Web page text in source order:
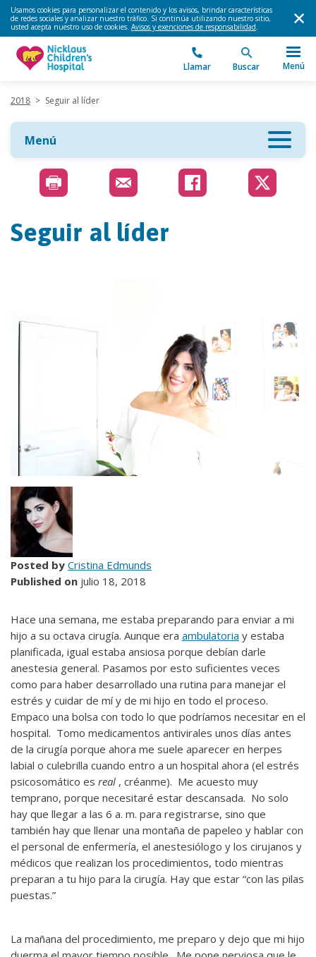
Usamos cookies para personalizar el contenido y los avisos, brindar características
de redes sociales y analizar nuestro tráfico. Si continúa utilizando nuestro sitio,
usted acepta nuestro uso de cookies. Avisos y exenciones de responsabilidad.
Llamar Buscar Menú
2018 > Seguir al líder
Menú
Seguir al líder
Posted by Cristina Edmunds
Published on julio 18, 2018
Hace una semana, me estaba preparando para enviar a mi
hijo a su octava cirugía. Aunque era ambulatoria y estaba
planificada, igual estaba ansiosa porque debían darle
anestesia general. Pasamos por esto suficientes veces
como para haber desarrollado una rutina para manejar el
estrés y cuidar de mí y de mi hijo en todo el proceso.
Empaco una bolsa con todo lo que podríamos necesitar en el
hospital. Tomo medicamentos antivirales unos días antes
de la cirugía porque ahora me suele aparecer en herpes
labial o culebrilla cuando entro a un hospital ahora (el estrés
psicosomático es real , créanme). Me acuesto muy
temprano, porque necesitaré estar descansada. No solo
hay que llegar a las 6 a. m. para registrarse, sino que
también hay que llenar una montaña de papeleo y hablar con
el personal de enfermería, el anestesiólogo y los cirujanos y
médicos que realizan los procedimientos, todo mientras
preparan a tu hijo para la cirugía. Hay que estar “con las pilas
puestas.”
La mañana del procedimiento, me preparo y dejo que mi hijo